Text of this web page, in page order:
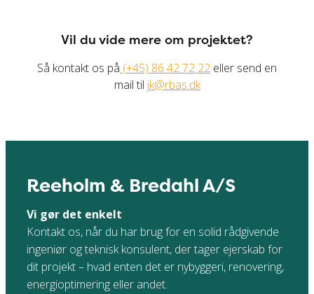
Vil du vide mere om projektet?
Så kontakt os på (+45) 86 42 72 22 eller send en
mail til jk@rbas.dk
Reeholm & Bredahl A/S
Vi gør det enkelt
Kontakt os, når du har brug for en solid rådgivende
ingeniør og teknisk konsulent, der tager ejerskab for
dit projekt – hvad enten det er nybyggeri, renovering,
energioptimering eller andet.